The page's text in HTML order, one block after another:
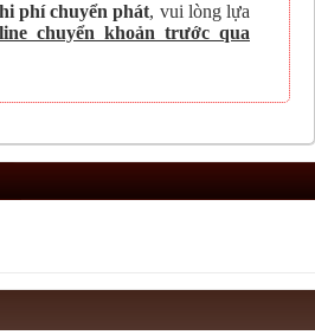
phí chuyển phát, vui lòng lựa
chuyển khoản trước qua